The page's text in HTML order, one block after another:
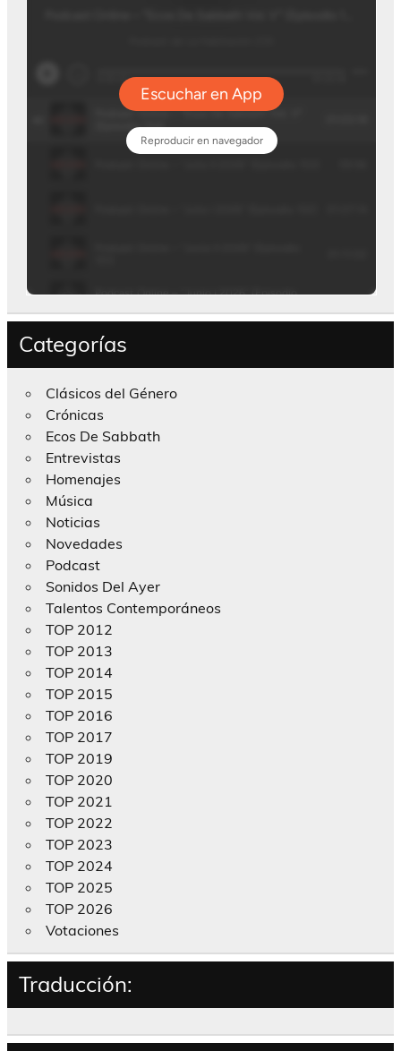
Categorías
Clásicos del Género
Crónicas
Ecos De Sabbath
Entrevistas
Homenajes
Música
Noticias
Novedades
Podcast
Sonidos Del Ayer
Talentos Contemporáneos
TOP 2012
TOP 2013
TOP 2014
TOP 2015
TOP 2016
TOP 2017
TOP 2019
TOP 2020
TOP 2021
TOP 2022
TOP 2023
TOP 2024
TOP 2025
TOP 2026
Votaciones
Traducción: